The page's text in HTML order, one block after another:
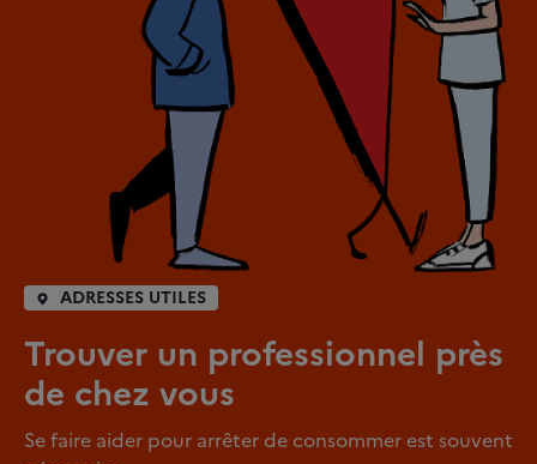
ADRESSES UTILES
Trouver un professionnel près
de chez vous
Se faire aider pour arrêter de consommer est souvent